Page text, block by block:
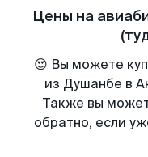
Цены на
😍 Вы можете
из Душанбе в
Также вы
обратно, если